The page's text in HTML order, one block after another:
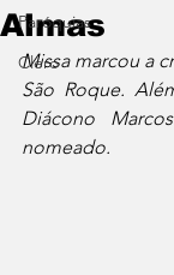
Paróquias
Clero
Almas
Missa marcou a
São Roque.
Diácono
nomeado.